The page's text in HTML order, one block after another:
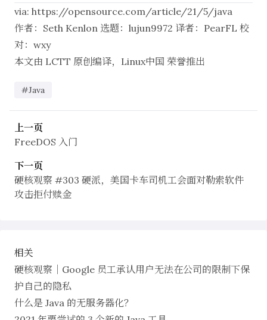
via: https://opensource.com/article/21/5/java
作者： Seth Kenlon 选题： lujun9972 译者： PearFL 校
对： wxy
本文由 LCTT 原创编译， Linux中国 荣誉推出
#Java
上一页
FreeDOS 入门
下一页
硬核观察 #303 硬派，美国卡车司机工会面对勒索软件
攻击拒付赎金
相关
硬核观察｜Google 员工承认用户无法在公司的限制下保
护自己的隐私
什么是 Java 的无服务器化？